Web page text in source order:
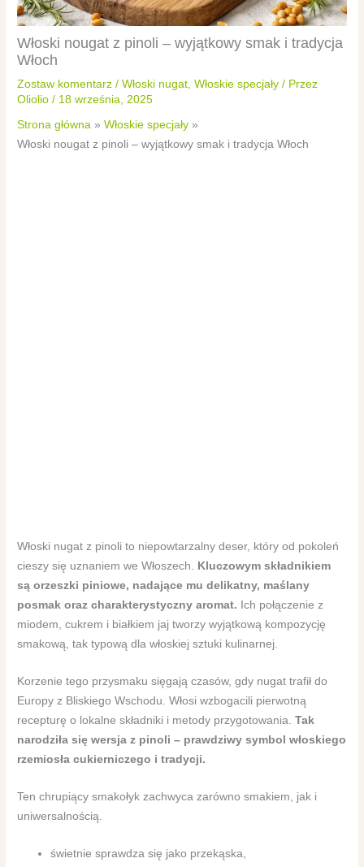
Włoski nougat z pinoli – wyjątkowy smak i tradycja
Włoch
Zostaw komentarz /Włoski nugat ,Włoskie specjały / Przez
Oliolio/ 18 września, 2025
Strona główna
Włoskie specjały
Włoski nougat z pinoli – wyjątkowy smak i tradycja Włoch
Włoski nugat z pinoli to niepowtarzalny deser, który od pokoleń
cieszy się uznaniem we Włoszech. Kluczowym składnikiem
są orzeszki piniowe, nadające mu delikatny, maślany
posmak oraz charakterystyczny aromat. Ich połączenie z
miodem, cukrem i białkiem jaj tworzy wyjątkową kompozycję
smakową, tak typową dla włoskiej sztuki kulinarnej.
Korzenie tego przysmaku sięgają czasów, gdy nugat trafił do
Europy z Bliskiego Wschodu. Włosi wzbogacili pierwotną
recepturę o lokalne składniki i metody przygotowania.Tak
narodziła się wersja z pinoli – prawdziwy symbol włoskiego
rzemiosła cukierniczego i tradycji.
Ten chrupiący smakołyk zachwyca zarówno smakiem, jak i
uniwersalnością.
świetnie sprawdza się jako przekąska,